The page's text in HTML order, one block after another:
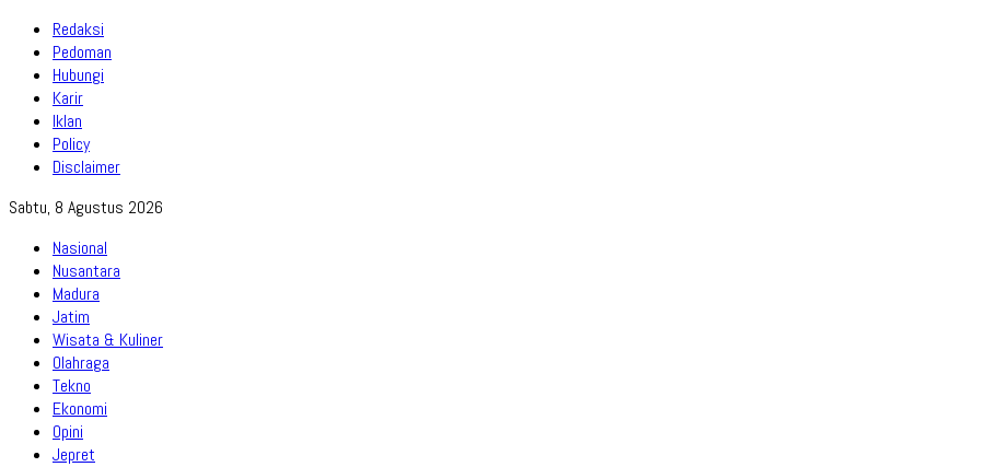
Redaksi
Pedoman
Hubungi
Karir
Iklan
Policy
Disclaimer
Sabtu, 8 Agustus 2026
Nasional
Nusantara
Madura
Jatim
Wisata & Kuliner
Olahraga
Tekno
Ekonomi
Opini
Jepret